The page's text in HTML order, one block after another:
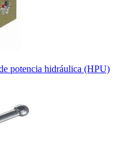
potencia hidráulica (HPU)